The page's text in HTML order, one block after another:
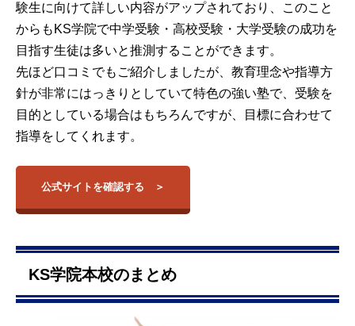
験生に向けて詳しい内容がアップされており、このこと
からもKS学院で中学受験・高校受験・大学受験の成功を
目指す生徒は多いと推測することができます。
先ほど口コミでもご紹介しましたが、教育理念や指導方
針が非常にはっきりとしていて特色の強い塾で、受験を
目的としている場合はもちろんですが、目標に合わせて
指導をしてくれます。
公式サイトを確認する
KS学院本校のまとめ